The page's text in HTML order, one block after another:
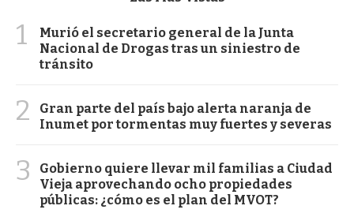
1
Murió el secretario general de la Junta
Nacional de Drogas tras un siniestro de
tránsito
2
Gran parte del país bajo alerta naranja de
Inumet por tormentas muy fuertes y severas
3
Gobierno quiere llevar mil familias a Ciudad
Vieja aprovechando ocho propiedades
públicas: ¿cómo es el plan del MVOT?